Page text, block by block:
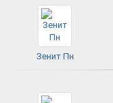
Зенит Пн